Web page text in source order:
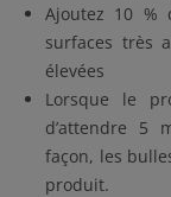
Ajoutez 10 %
surfaces très
élevées
Lorsque le
d’attendre 5
façon, les
produit.